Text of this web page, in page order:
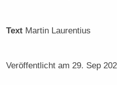
Text Martin Laurentius
Veröffentlicht am 29. Sep